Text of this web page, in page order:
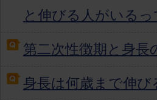
と伸びる人がいるっ
第二次性徴期と身
身長は何歳まで伸び